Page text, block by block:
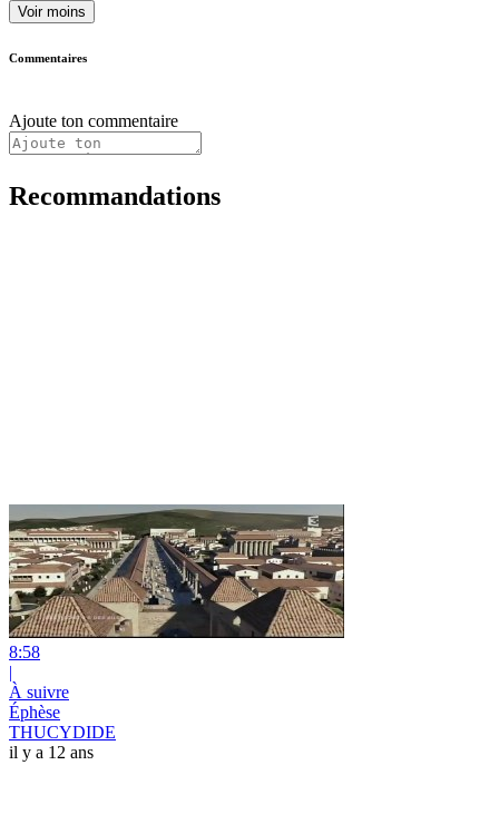
Voir moins
Commentaires
Ajoute ton commentaire
Recommandations
8:58
|
À suivre
Éphèse
THUCYDIDE
il y a 12 ans